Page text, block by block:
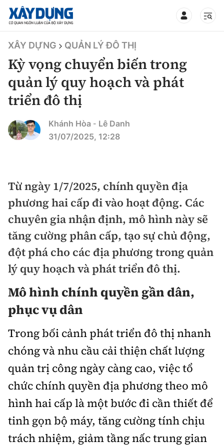
TIN BỘ XÂY DỰNG
CHUYÊN MỤC
Mới nhất
Chính trị
Xã hội
Chuyện dọc đường
Cải chính
Xây dựng
Chỉ đạo điều hành
Quy hoạch kiến trúc
Vật liệu xây dựng
Giám định chất lượng
Quản lý đô thị
Giao thông
Quản lý
Đường bộ
Hàng không
Đường sắt
Đăng kiểm
Đường sắt tốc độ cao
Đường thủy
Hàng hải
Đường sắt đô thị
Kinh tế
Thị trường
Tài chính
Chứng khoán
Bảo hiểm
Doanh nghiệp
Pháp luật
Thanh tra
Điều tra
Pháp đình
Hỏi - Đáp
An toàn giao thông
Giao thông 24h
ATGT địa phương
Văn hóa giao thông
Lái xe an toàn
Chung tay vì ATGT
Chất lượng sống
Giáo dục
Y tế
Đời sống
Lao động - Công đoàn
Văn hóa - Giải Trí
Văn hóa
Điện ảnh
Thể thao
Bóng đá
Bình luận
Công nghệ
XÂY DỰNG QUẢN LÝ ĐÔ THỊ
Kỳ vọng chuyển biến trong
quản lý quy hoạch và phát
triển đô thị
Khánh Hòa - Lê Danh
31/07/2025, 12:28
Từ ngày 1/7/2025, chính quyền địa
phương hai cấp đi vào hoạt động. Các
chuyên gia nhận định, mô hình này sẽ
tăng cường phân cấp, tạo sự chủ động,
đột phá cho các địa phương trong quản
lý quy hoạch và phát triển đô thị.
Mô hình chính quyền gần dân,
phục vụ dân
Trong bối cảnh phát triển đô thị nhanh
chóng và nhu cầu cải thiện chất lượng
quản trị công ngày càng cao, việc tổ
chức chính quyền địa phương theo mô
hình hai cấp là một bước đi cần thiết để
tinh gọn bộ máy, tăng cường tính chịu
trách nhiệm, giảm tầng nấc trung gian